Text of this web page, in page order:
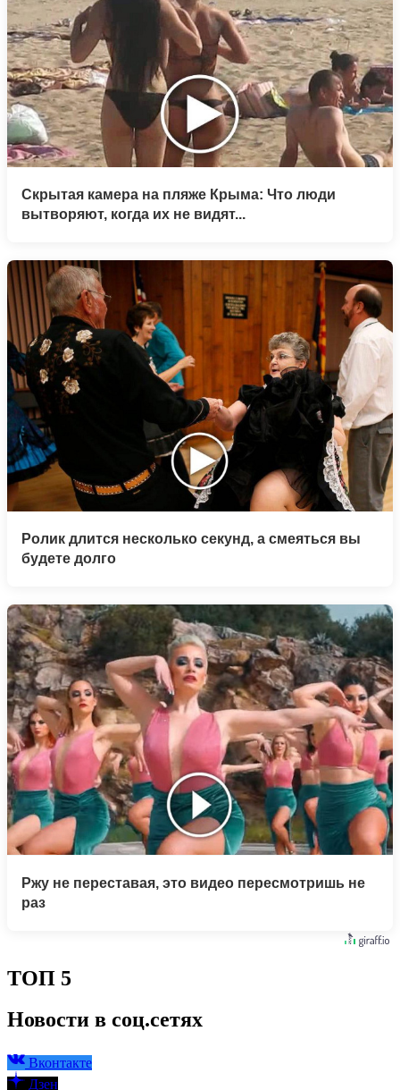
Скрытая камера на пляже Крыма: Что люди
вытворяют, когда их не видят...
Ролик длится несколько секунд, а смеяться вы
будете долго
Ржу не переставая, это видео пересмотришь не
раз
ТОП 5
Новости в соц.сетях
Вконтакте
Дзен